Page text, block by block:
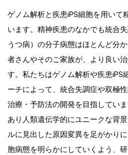
ゲノム解析と疾患iPS細胞を用いて
います。精神疾患のなかでも統合
うつ病）の分子病態はほとんど分
者さんやそのご家族が、より良い
す。私たちはゲノム解析や疾患iPS
ーチによって、統合失調症や双極
治療・予防法の開発を目指してい
あり人類遺伝学的にユニークな背
ルに見出した原因変異を足がかり
胞病態を明らかにしていくよう、